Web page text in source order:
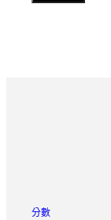
分數